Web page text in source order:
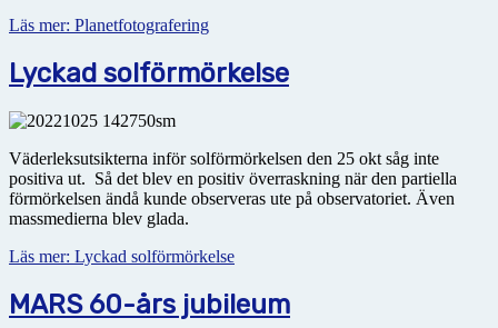
Läs mer: Planetfotografering
Lyckad solförmörkelse
Väderleksutsikterna inför solförmörkelsen den 25 okt såg inte
positiva ut. Så det blev en positiv över­raskning när den partiella
förmörkelsen ändå kunde observeras ute på observatoriet. Även
massmedierna blev glada.
Läs mer: Lyckad solförmörkelse
MARS 60-års jubileum